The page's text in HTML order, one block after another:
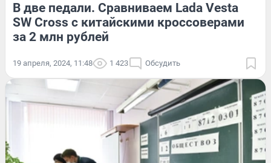
В две педали. Сравниваем Lada Vesta
SW Cross с китайскими кроссоверами
за 2 млн рублей
19 апреля, 2024, 11:48 1 423 Обсудить